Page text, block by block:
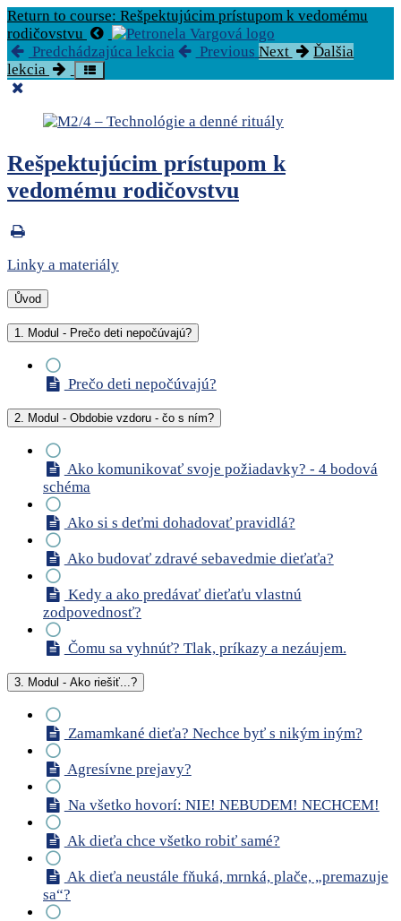
Return to course: Rešpektujúcim prístupom k vedomému
rodičovstvu
Predchádzajúca lekcia
Previous Next
Ďalšia
lekcia
Rešpektujúcim prístupom k
vedomému rodičovstvu
Linky a materiály
Ůvod
1. Modul - Prečo deti nepočúvajú?
Prečo deti nepočúvajú?
2. Modul - Obdobie vzdoru - čo s ním?
Ako komunikovať svoje požiadavky? - 4 bodová
schéma
Ako si s deťmi dohadovať pravidlá?
Ako budovať zdravé sebavedmie dieťaťa?
Kedy a ako predávať dieťaťu vlastnú
zodpovednosť?
Čomu sa vyhnúť? Tlak, príkazy a nezáujem.
3. Modul - Ako riešiť...?
Zamamkané dieťa? Nechce byť s nikým iným?
Agresívne prejavy?
Na všetko hovorí: NIE! NEBUDEM! NECHCEM!
Ak dieťa chce všetko robiť samé?
Ak dieťa neustále fňuká, mrnká, plače, „premazuje
sa“?